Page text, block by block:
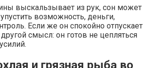
выскальзывает из рук, сон может
возможность, деньги,
Если же он спокойно отпускает
смысл: он готов не цепляться
и грязная рыба во